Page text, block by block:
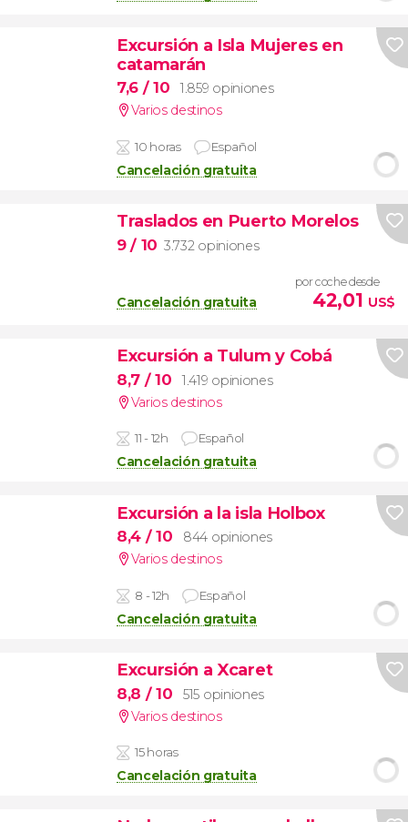
Excursión a Isla Mujeres en
catamarán
7,6 / 10
1.859 opiniones
Varios destinos
10 horas Español
Cancelación gratuita
Traslados en Puerto Morelos
9/ 10 3.732 opiniones
Cancelación gratuita
por coche desde
42,01 US$
Excursión a Tulum y Cobá
8,7 / 10
1.419 opiniones
Varios destinos
11 - 12h Español
Cancelación gratuita
Excursión a la isla Holbox
8,4 / 10
844 opiniones
Varios destinos
8 - 12h Español
Cancelación gratuita
Excursión a Xcaret
8,8 / 10
515 opiniones
Varios destinos
15 horas
Cancelación gratuita